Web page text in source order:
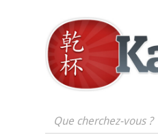
cherchez-vous ?